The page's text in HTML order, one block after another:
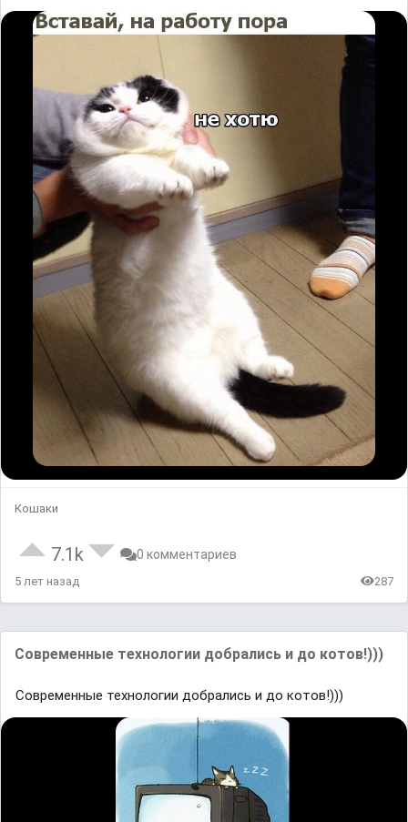
Кошаки
7.1k 0 комментариев
5 лет назад 287
Современные технологии добрались и до котов!)))
Современные технологии добрались и до котов!)))